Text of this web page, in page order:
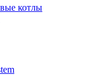
котлы